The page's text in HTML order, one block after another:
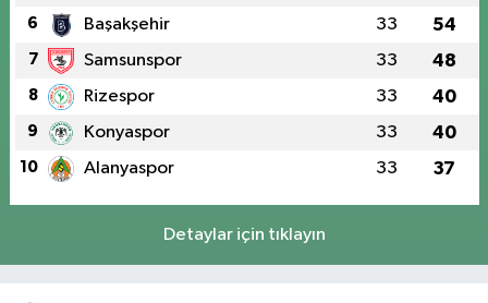
6 Başakşehir 33 54
7 Samsunspor 33 48
8 Rizespor 33 40
9 Konyaspor 33 40
10 Alanyaspor 33 37
Detaylar için tıklayın